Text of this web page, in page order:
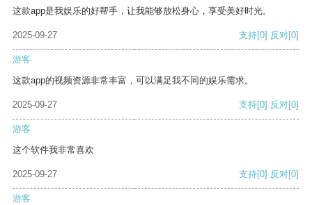
这款app是我娱乐的好帮手，让我能够放松身心，享受美好时光。
2025-09-27 支持[0] 反对[0]
游客
这款app的视频资源非常丰富，可以满足我不同的娱乐需求。
2025-09-27 支持[0] 反对[0]
游客
这个软件我非常喜欢
2025-09-27 支持[0] 反对[0]
游客